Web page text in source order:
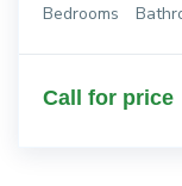
Bedrooms
Call for price